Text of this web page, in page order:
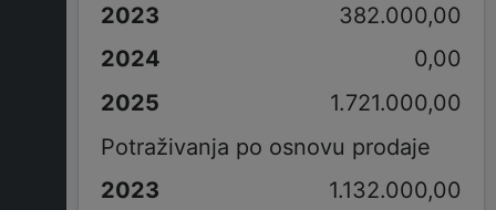
382.000,00
0,00
1.721.000,00
Potraživanja po osnovu prodaje
1.132.000,00